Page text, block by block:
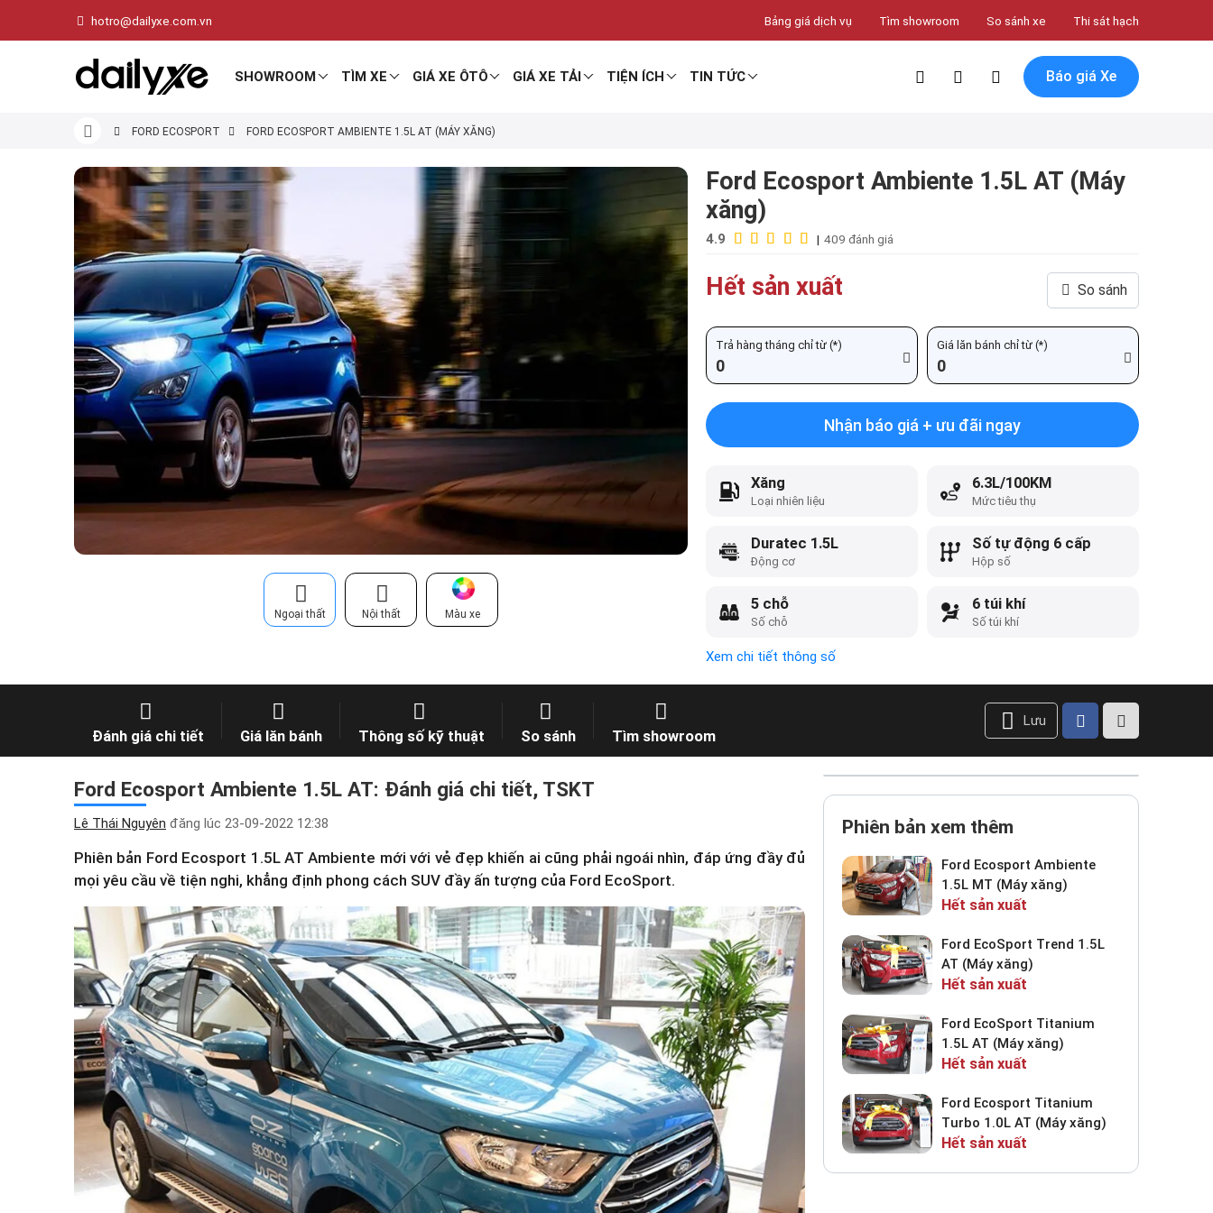
hotro@dailyxe.com.vn Bảng giá dịch vụ Tìm showroom So sánh xe Thi sát hạch
SHOWROOM TÌM XE GIÁ XE ÔTÔ GIÁ XE TẢI TIỆN ÍCH TIN TỨC Báo giá Xe
FORD ECOSPORT FORD ECOSPORT AMBIENTE 1.5L AT (MÁY XĂNG)
Ngoại thất Nội thất Màu xe
Ford Ecosport Ambiente 1.5L AT (Máy
xăng)
4.9 | 409 đánh giá
Hết sản xuất So sánh
Trả hàng tháng chỉ từ (*)
0
Giá lăn bánh chỉ từ (*)
0
Nhận báo giá + ưu đãi ngay
Loại nhiên liệu
Xăng
Mức tiêu thụ
6.3L/100KM
Động cơ
Duratec 1.5L
Hộp số
Số tự động 6 cấp
Số chỗ
5 chỗ
Số túi khí
6 túi khí
Xem chi tiết thông số
Đánh giá chi tiết Giá lăn bánh Thông số kỹ thuật So sánh Tìm showroom
Lưu
Ford Ecosport Ambiente 1.5L AT: Đánh giá chi tiết, TSKT
Lê Thái Nguyên đăng lúc 23-09-2022 12:38
Phiên bản Ford Ecosport 1.5L AT Ambiente mới với vẻ đẹp khiến ai cũng phải ngoái nhìn, đáp ứng đầy đủ
mọi yêu cầu về tiện nghi, khẳng định phong cách SUV đầy ấn tượng của Ford EcoSport.
Phiên bản xem thêm
Ford Ecosport Ambiente
1.5L MT (Máy xăng)
Hết sản xuất
Ford EcoSport Trend 1.5L
AT (Máy xăng)
Hết sản xuất
Ford EcoSport Titanium
1.5L AT (Máy xăng)
Hết sản xuất
Ford Ecosport Titanium
Turbo 1.0L AT (Máy xăng)
Hết sản xuất